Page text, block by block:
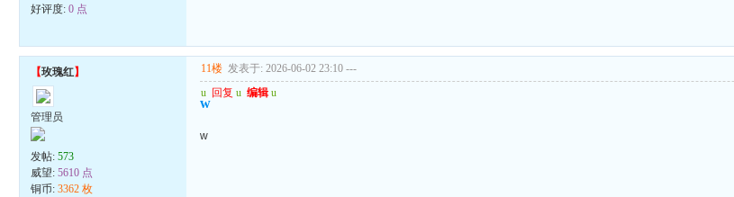
好评度:0 点
【玫瑰红】
管理员
发帖:573
威望:5610 点
铜币:3362 枚
11楼 发表于: 2026-06-02 23:10 ---
u 回复 u 编辑 u
w
w